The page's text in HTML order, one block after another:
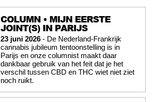
COLUMN • MIJN EERSTE
JOINT(S) IN PARIJS
23 juni 2026 - De Nederland-Frankrijk
cannabis jubileum tentoonstelling is in
Parijs en onze columnist maakt daar
dankbaar gebruik van het feit dat je het
verschil tussen CBD en THC wiet niet ziet
noch ruikt.